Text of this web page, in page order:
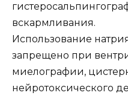
вскармливания.
Использование
запрещено при
миелографии,
нейротоксического